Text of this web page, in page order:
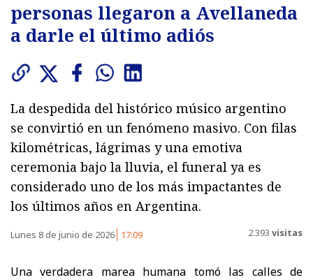
personas llegaron a Avellaneda
a darle el último adiós
La despedida del histórico músico argentino
se convirtió en un fenómeno masivo. Con filas
kilométricas, lágrimas y una emotiva
ceremonia bajo la lluvia, el funeral ya es
considerado uno de los más impactantes de
los últimos años en Argentina.
Lunes 8 de junio de 2026 17:09 2.393 visitas
Una verdadera marea humana tomó las calles de